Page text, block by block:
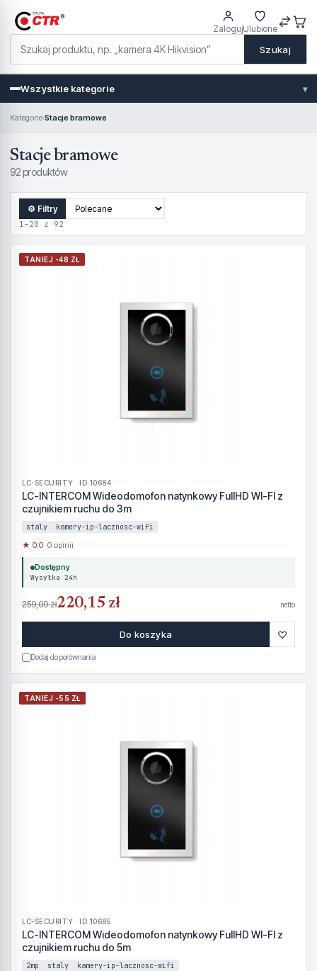
Szukaj
ZalogujUlubione
Wszystkie kategorie ▾
Kategorie›Stacje bramowe
Stacje bramowe
92 produktów
⚙ Filtry
1–20 z 92
TANIEJ -48 ZŁ
LC-SECURITY · ID 10684
LC-INTERCOM Wideodomofon natynkowy FullHD WI-FI z
czujnikiem ruchu do 3m
staly kamery-ip-lacznosc-wifi
★ 0.0· 0 opinii
Dostępny
Wysyłka 24h
259,00 zł220,15 zł netto
Do koszyka ♡
Dodaj do porównania
TANIEJ -55 ZŁ
LC-SECURITY · ID 10685
LC-INTERCOM Wideodomofon natynkowy FullHD WI-FI z
czujnikiem ruchu do 5m
2mp staly kamery-ip-lacznosc-wifi